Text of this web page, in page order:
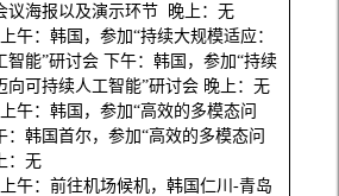
议海报以及演示环节
晚上：无
午：韩国，参加“持续大规模适应：
智能”研讨会
下午：韩国，参加“持续
向可持续人工智能”研讨会 晚上：无
上午：韩国，参加“高效的多模态问
：韩国首尔，参加“高效的多模态问
：无
午：前往机场候机，韩国仁川 -青岛